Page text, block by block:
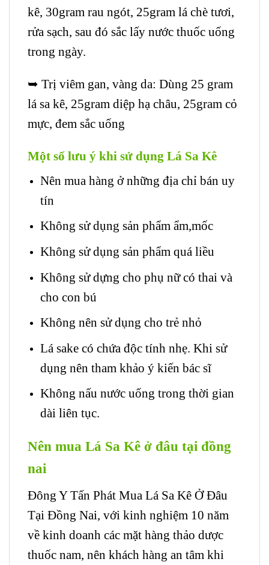
kê, 30gram rau ngót, 25gram lá chè tươi,
rửa sạch, sau đó sắc lấy nước thuốc uống
trong ngày.
➥ Trị viêm gan, vàng da: Dùng 25 gram
lá sa kê, 25gram diệp hạ châu, 25gram cỏ
mực, đem sắc uống
Một số lưu ý khi sử dụng Lá Sa Kê
Nên mua hàng ở những địa chỉ bán uy
tín
Không sử dụng sản phẩm ẩm,mốc
Không sử dụng sản phẩm quá liều
Không sử dựng cho phụ nữ có thai và
cho con bú
Không nên sử dụng cho trẻ nhỏ
Lá sake có chứa độc tính nhẹ. Khi sử
dụng nên tham khảo ý kiến bác sĩ
Không nấu nước uống trong thời gian
dài liên tục.
Nên mua Lá Sa Kê ở đâu tại đồng
nai
Đông Y Tấn Phát Mua Lá Sa Kê Ở Đâu
Tại Đồng Nai, với kinh nghiệm 10 năm
về kinh doanh các mặt hàng thảo dược
thuốc nam, nên khách hàng an tâm khi